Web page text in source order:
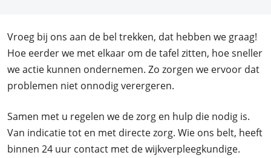
Vroeg bij ons aan de bel trekken, dat hebben we graag!
Hoe eerder we met elkaar om de tafel zitten, hoe sneller
we actie kunnen ondernemen. Zo zorgen we ervoor dat
problemen niet onnodig verergeren.
Samen met u regelen we de zorg en hulp die nodig is.
Van indicatie tot en met directe zorg. Wie ons belt, heeft
binnen 24 uur contact met de wijkverpleegkundige.